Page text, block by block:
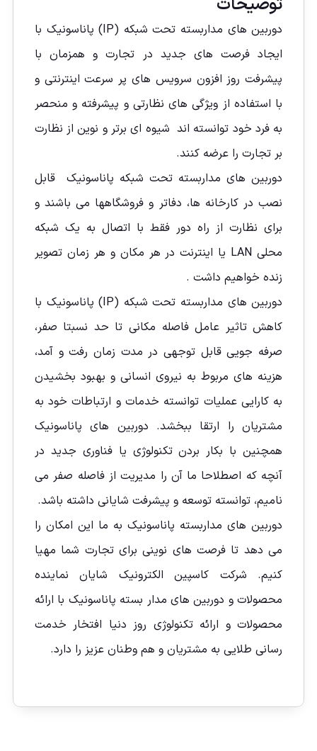
توضیحات
دوربین های مداربسته تحت شبکه (IP) پاناسونیک با
ایجاد فرصت های جدید در تجارت و همزمان با
پیشرفت روز افزون سرویس های پر سرعت اینترنتی و
با استفاده از ویژگی های نظارتی و پیشرفته و منحصر
به فرد خود توانسته اند شیوه ای برتر و نوین از نظارت
بر تجارت را عرضه کنند.
دوربین های مداربسته تحت شبکه پاناسونیک قابل
نصب در کارخانه ها، دفاتر و فروشگاهها می باشند و
برای نظارت از راه دور فقط با اتصال به یک شبکه
محلی LAN یا اینترنت در هر مکان و هر زمان تصویر
زنده خواهيم داشت .
دوربین های مداربسته تحت شبکه (IP) پاناسونیک با
کاهش تاثیر عامل فاصله مکانی تا حد نسبتا صفر،
صرفه جویی قابل توجهی در مدت زمان رفت و آمد،
هزینه های مربوط به نیروی انسانی و بهبود بخشیدن
به کارایی عملیات توانسته خدمات و ارتباطات خود به
مشتریان را ارتقا ببخشد. دوربین های پاناسونیک
همچنین با بکار بردن تکنولوژی یا فناوری جدید در
آنچه که اصطلاحا ما آن را مدیریت از فاصله صفر می
نامیم، توانسته توسعه و پیشرفت شایانی داشته باشد.
دوربین های مداربسته پاناسونیک به ما این امکان را
می دهد تا فرصت های نوینی برای تجارت شما مهیا
کنیم. شرکت کاسپین الکترونیک شایان نماینده
محصولات و دوربین های مدار بسته پاناسونیک با ارائه
محصولات و ارائه تکنولوژی روز دنیا افتخار خدمت
رسانی طلایی به مشتریان و هم وطنان عزیز را دارد.